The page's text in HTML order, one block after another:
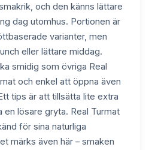
och den känns lättare
dag utomhus. Portionen är
varianter, men
eller lättare middag.
smidig som övriga Real
och enkel att öppna även
tips är att tillsätta lite extra
en lösare gryta. Real Turmat
för sina naturliga
märks även här – smaken